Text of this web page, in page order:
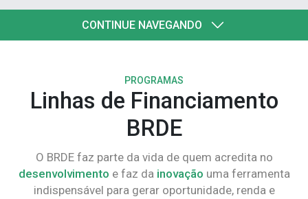
CONTINUE NAVEGANDO
PROGRAMAS
Linhas de Financiamento
BRDE
O BRDE faz parte da vida de quem acredita no
desenvolvimento e faz da inovação uma ferramenta
indispensável para gerar oportunidade, renda e